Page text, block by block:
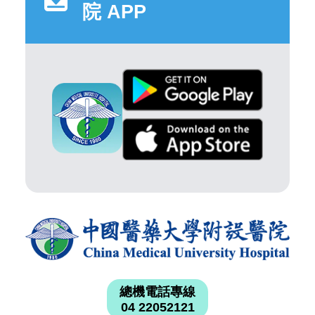
院 APP
總機電話專線
04 22052121